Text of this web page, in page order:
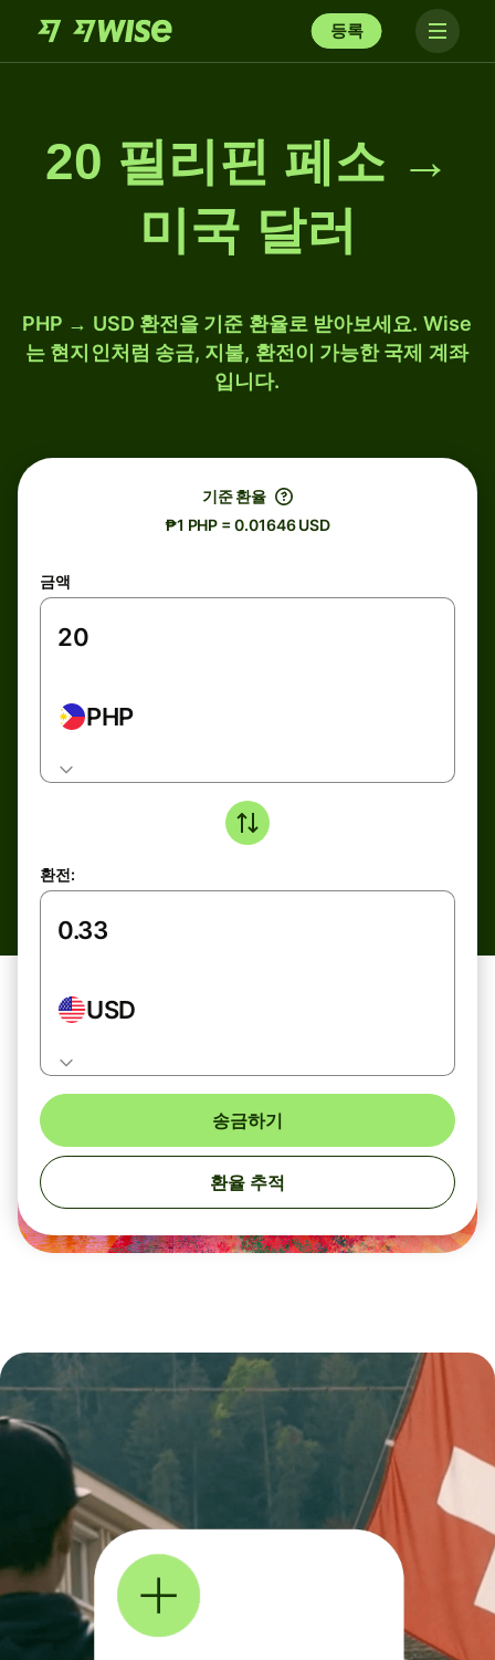
등록
20 필리핀 페소 →
미국 달러
PHP → USD 환전을 기준 환율로 받아보세요. Wise
는 현지인처럼 송금, 지불, 환전이 가능한 국제 계좌
입니다.
기준 환율
₱1 PHP = 0.01646 USD
금액
PHP
환전:
USD
송금하기
환율 추적